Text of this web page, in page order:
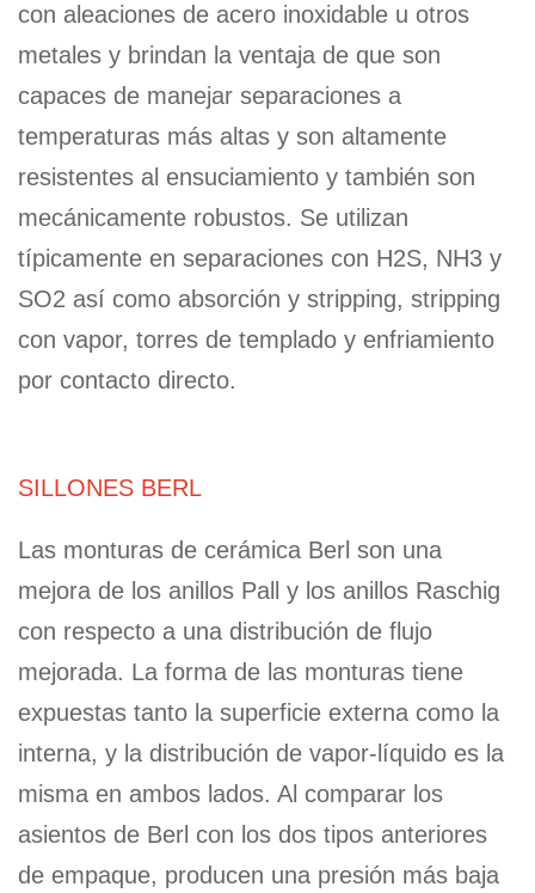
con aleaciones de acero inoxidable u otros
metales y brindan la ventaja de que son
capaces de manejar separaciones a
temperaturas más altas y son altamente
resistentes al ensuciamiento y también son
mecánicamente robustos. Se utilizan
típicamente en separaciones con H2S, NH3 y
SO2 así como absorción y stripping, stripping
con vapor, torres de templado y enfriamiento
por contacto directo.
SILLONES BERL
Las monturas de cerámica Berl son una
mejora de los anillos Pall y los anillos Raschig
con respecto a una distribución de flujo
mejorada. La forma de las monturas tiene
expuestas tanto la superficie externa como la
interna, y la distribución de vapor-líquido es la
misma en ambos lados. Al comparar los
asientos de Berl con los dos tipos anteriores
de empaque, producen una presión más baja